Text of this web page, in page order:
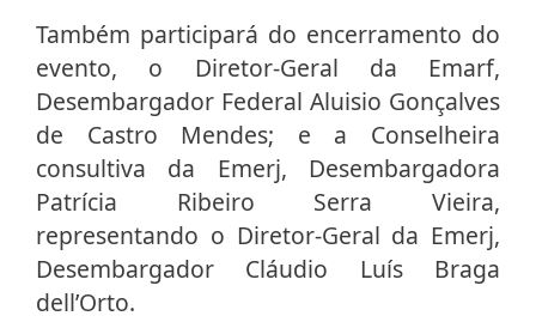
Também participará do encerramento do
evento, o Diretor-Geral da Emarf,
Desembargador Federal Aluisio Gonçalves
de Castro Mendes; e a Conselheira
consultiva da Emerj, Desembargadora
Patrícia Ribeiro Serra Vieira,
representando o Diretor-Geral da Emerj,
Desembargador Cláudio Luís Braga
dell’Orto.